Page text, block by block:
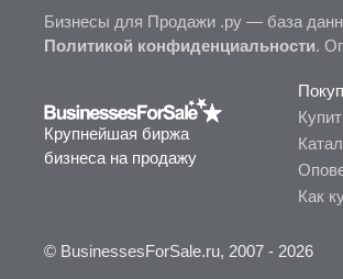
Бизнесы для Продажи .ру — база
Политикой конфиденциальности.
Крупнейшая биржа
бизнеса на продажу
Как
© BusinessesForSale.ru, 2007 - 2026